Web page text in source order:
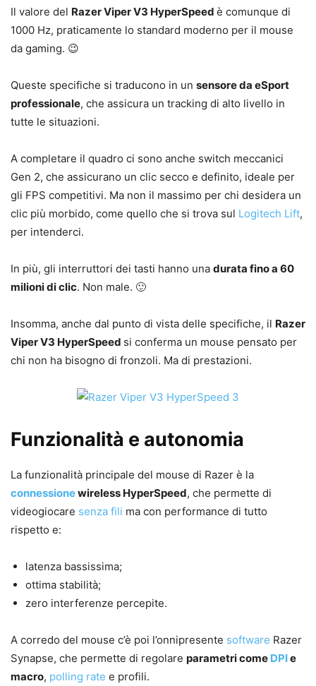
Il valore del Razer Viper V3 HyperSpeed è comunque di
1000 Hz, praticamente lo standard moderno per il mouse
da gaming. 😉
Queste specifiche si traducono in un sensore da eSport
professionale, che assicura un tracking di alto livello in
tutte le situazioni.
A completare il quadro ci sono anche switch meccanici
Gen 2, che assicurano un clic secco e definito, ideale per
gli FPS competitivi. Ma non il massimo per chi desidera un
clic più morbido, come quello che si trova sul Logitech Lift,
per intenderci.
In più, gli interruttori dei tasti hanno una durata fino a 60
milioni di clic. Non male. 🙂
Insomma, anche dal punto di vista delle specifiche, il Razer
Viper V3 HyperSpeed si conferma un mouse pensato per
chi non ha bisogno di fronzoli. Ma di prestazioni.
Funzionalità e autonomia
La funzionalità principale del mouse di Razer è la
connessionewireless HyperSpeed, che permette di
videogiocare senza fili ma con performance di tutto
rispetto e:
latenza bassissima;
ottima stabilità;
zero interferenze percepite.
A corredo del mouse c’è poi l’onnipresente software Razer
Synapse, che permette di regolare parametri come DPIe
macro, polling rate e profili.